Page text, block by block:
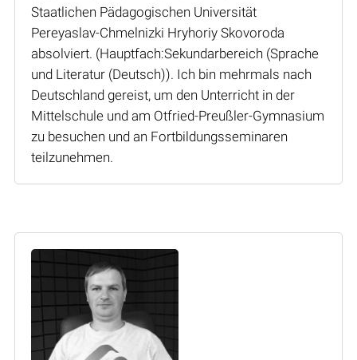
Staatlichen Pädagogischen Universität
Pereyaslav-Chmelnizki Hryhoriy Skovoroda
absolviert. (Hauptfach:Sekundarbereich (Sprache
und Literatur (Deutsch)). Ich bin mehrmals nach
Deutschland gereist, um den Unterricht in der
Mittelschule und am Otfried-Preußler-Gymnasium
zu besuchen und an Fortbildungsseminaren
teilzunehmen.